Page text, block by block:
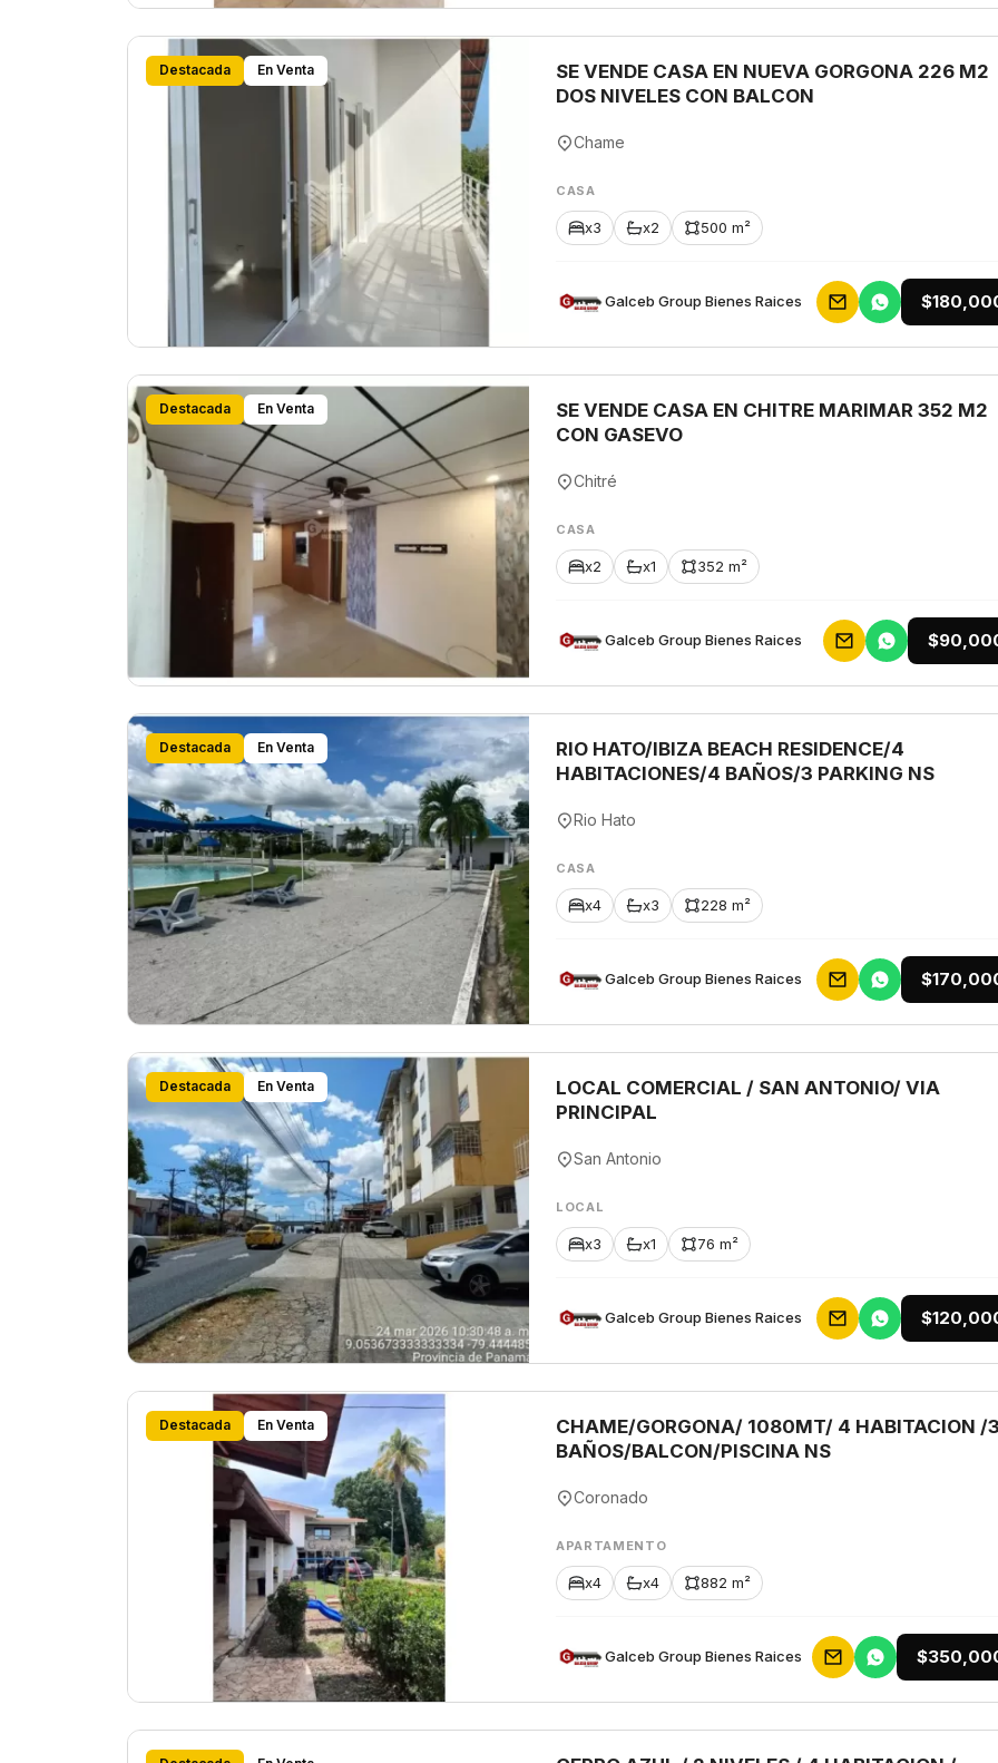
Destacada En Venta
SE VENDE CASA EN NUEVA GORGONA 226 M2
DOS NIVELES CON BALCON
Chame
CASA
x3 x2 500 m²
Galceb Group Bienes Raices
Destacada En Venta
SE VENDE CASA EN CHITRE MARIMAR 352 M2
CON GASEVO
Chitré
CASA
x2 x1 352 m²
Galceb Group Bienes Raices
Destacada En Venta
RIO HATO/IBIZA BEACH RESIDENCE/4
HABITACIONES/4 BAÑOS/3 PARKING NS
Rio Hato
CASA
x4 x3 228 m²
Galceb Group Bienes Raices
Destacada En Venta
LOCAL COMERCIAL / SAN ANTONIO/ VIA
PRINCIPAL
San Antonio
LOCAL
x3 x1 76 m²
Galceb Group Bienes Raices
Destacada En Venta
CHAME/GORGONA/ 1080MT/ 4 HABITACION /
BAÑOS/BALCON/PISCINA NS
Coronado
APARTAMENTO
x4 x4 882 m²
Galceb Group Bienes Raices